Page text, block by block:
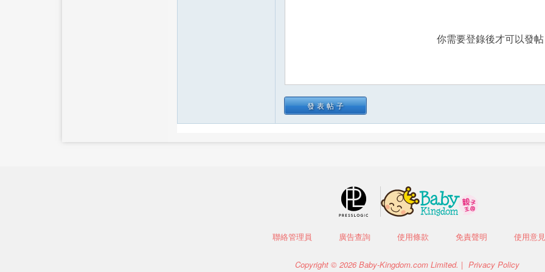
你需要登錄後才可以發帖
發表帖子
聯絡管理員 廣告查詢 使用條款 免責聲明 使用意見
Copyright © 2026 Baby-Kingdom.com Limited. | Privacy Policy